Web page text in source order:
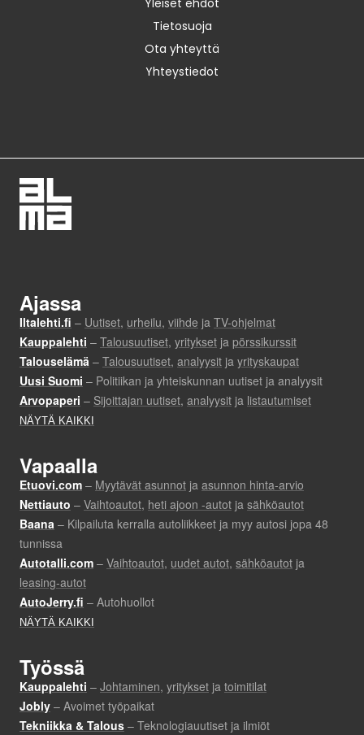
Yleiset ehdot
Tietosuoja
Ota yhteyttä
Yhteystiedot